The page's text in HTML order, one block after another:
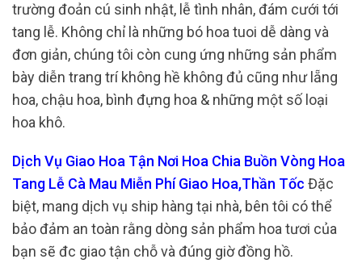
trường đoản cú sinh nhật, lễ tình nhân, đám cưới tới
tang lễ. Không chỉ là những bó hoa tuoi dễ dàng và
đơn giản, chúng tôi còn cung ứng những sản phẩm
bày diễn trang trí không hề không đủ cũng như lẵng
hoa, chậu hoa, bình đựng hoa & những một số loại
hoa khô.
Dịch Vụ Giao Hoa Tận Nơi Hoa Chia Buồn Vòng Hoa
Tang Lễ Cà Mau Miễn Phí Giao Hoa,Thần Tốc Đặc
biệt, mang dịch vụ ship hàng tại nhà, bên tôi có thể
bảo đảm an toàn rằng dòng sản phẩm hoa tươi của
bạn sẽ đc giao tận chỗ và đúng giờ đồng hồ.